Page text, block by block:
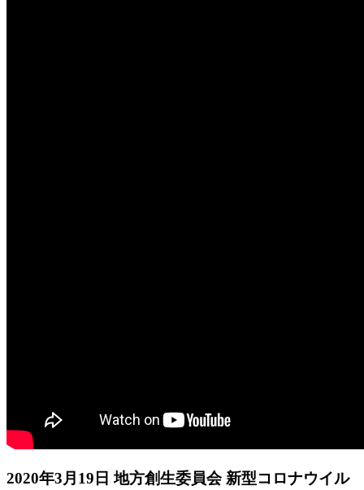
2020年3月19日 地方創生委員会 新型コロナウイル